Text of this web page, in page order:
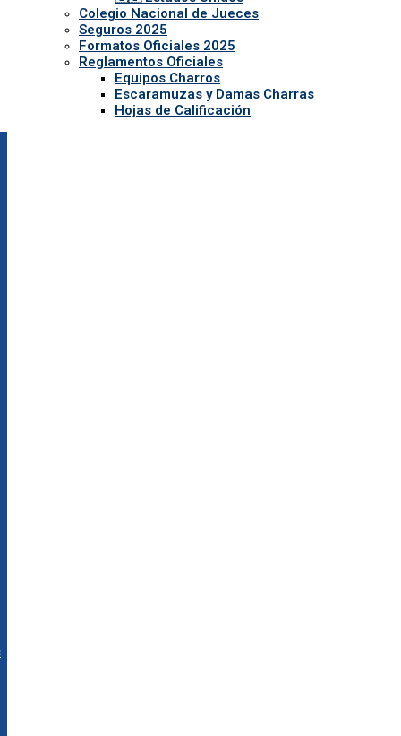
Colegio Nacional de Jueces
Seguros 2025
Formatos Oficiales 2025
Reglamentos Oficiales
Equipos Charros
Escaramuzas y Damas Charras
Hojas de Calificación